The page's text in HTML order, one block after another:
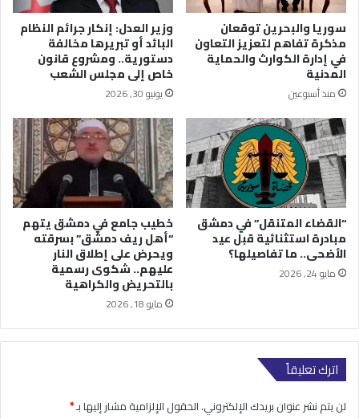
سوريا والبحرين توقعان
مذكرة تفاهم لتعزيز التعاون
في إدارة الكوارث والحماية
المدنية
منذ أسبوعين
وزير العدل: إنكار جرائم النظام
البائد أو تبريرها مخالفة
دستورية.. ومشروع قانون
خاص إلى مجلس الشعب
يونيو 30, 2026
“القضاء المتنقل” في دمشق
مبادرة استثنائية قبل عيد
الأضحى.. ما تفاصيلها؟
مايو 24, 2026
خطيب جامع في دمشق يتهم
“أهل ريف دمشق” بسرقته
ويحرض على إطلاق النار
عليهم.. شكوى رسمية
بالتحريض والكراهية
مايو 18, 2026
اترك تعليقاً
لن يتم نشر عنوان بريدك الإلكتروني.الحقول الإلزامية مشار إليها بـ*